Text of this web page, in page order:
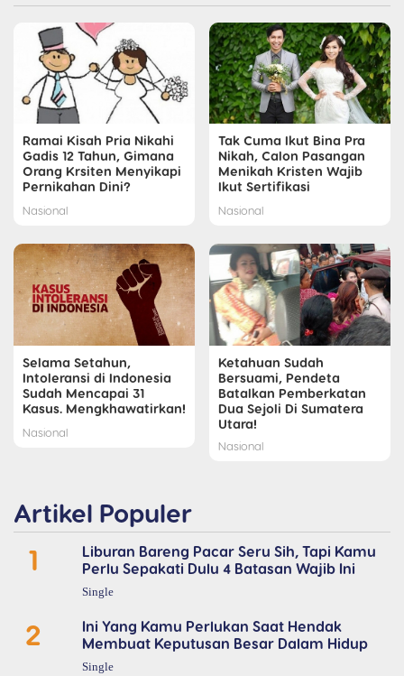
Ramai Kisah Pria Nikahi
Gadis 12 Tahun, Gimana
Orang Krsiten Menyikapi
Pernikahan Dini?
Nasional
Tak Cuma Ikut Bina Pra
Nikah, Calon Pasangan
Menikah Kristen Wajib
Ikut Sertifikasi
Nasional
Selama Setahun,
Intoleransi di Indonesia
Sudah Mencapai 31
Kasus. Mengkhawatirkan!
Nasional
Ketahuan Sudah
Bersuami, Pendeta
Batalkan Pemberkatan
Dua Sejoli Di Sumatera
Utara!
Nasional
Artikel Populer
1
Liburan Bareng Pacar Seru Sih, Tapi Kamu
Perlu Sepakati Dulu 4 Batasan Wajib Ini
Single
2
Ini Yang Kamu Perlukan Saat Hendak
Membuat Keputusan Besar Dalam Hidup
Single